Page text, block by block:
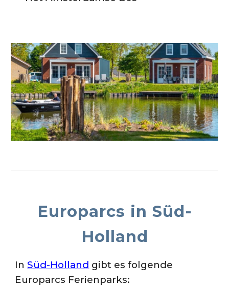
Europarcs in Süd-
Holland
InSüd-Holland gibt es folgende
Europarcs Ferienparks: